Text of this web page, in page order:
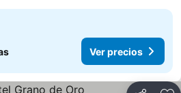
Ver precios